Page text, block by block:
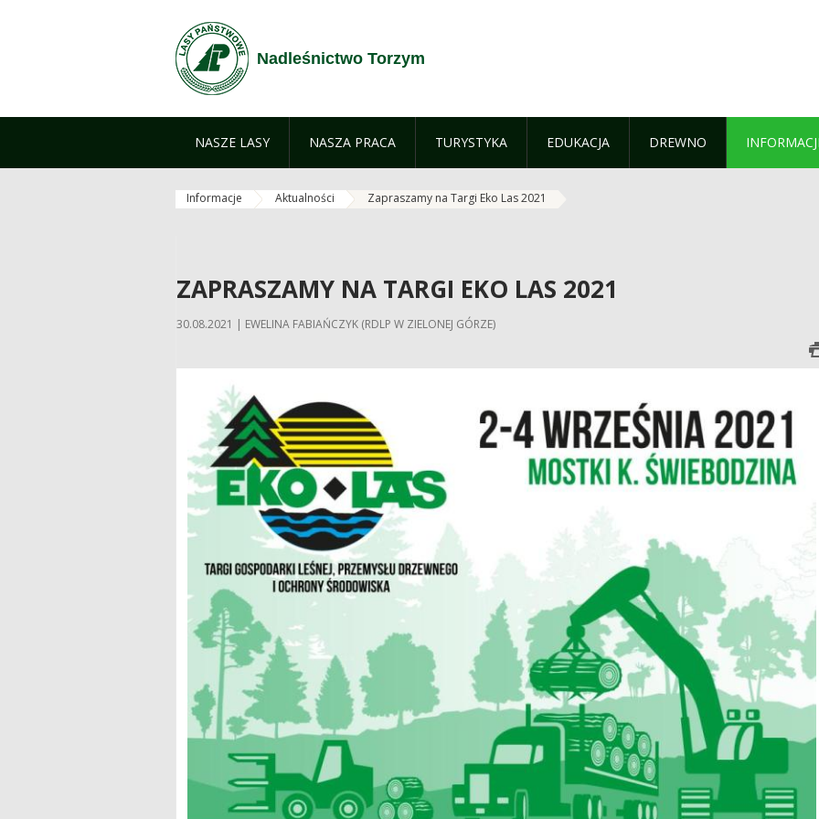
Nadleśnictwo Torzym
NASZE LASY NASZA PRACA TURYSTYKA EDUKACJA DREWNO
Informacje Aktualności Zapraszamy na Targi Eko Las 2021
ZAPRASZAMY NA TARGI EKO LAS 2021
30.08.2021 | EWELINA FABIAŃCZYK (RDLP W ZIELONEJ GÓRZE)